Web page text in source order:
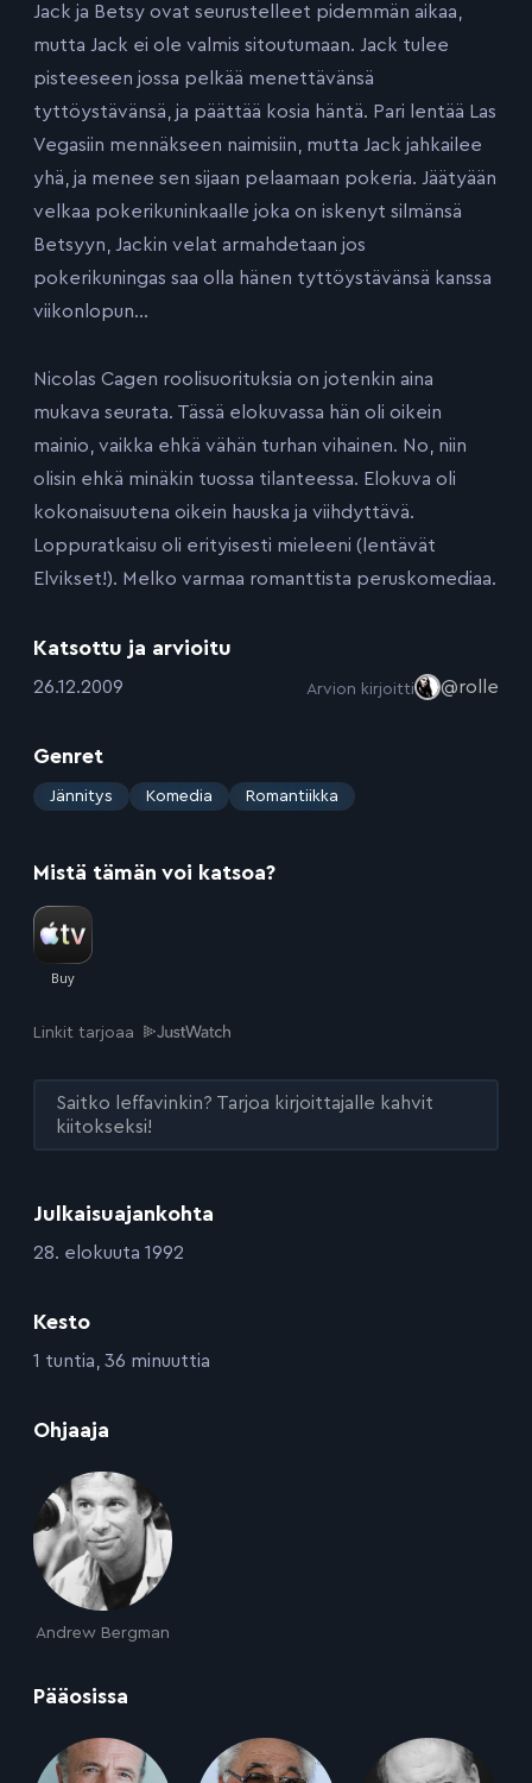
Julkaisuajankohta
:28. elokuuta 1992
Kesto
:1 tuntia, 36 minuuttia
Ohjaaja
Andrew Bergman
Pääosissa
Jack ja Betsy ovat seurustelleet pidemmän aikaa,
mutta Jack ei ole valmis sitoutumaan. Jack tulee
pisteeseen jossa pelkää menettävänsä
tyttöystävänsä, ja päättää kosia häntä. Pari lentää Las
Vegasiin mennäkseen naimisiin, mutta Jack jahkailee
yhä, ja menee sen sijaan pelaamaan pokeria. Jäätyään
velkaa pokerikuninkaalle joka on iskenyt silmänsä
Betsyyn, Jackin velat armahdetaan jos
pokerikuningas saa olla hänen tyttöystävänsä kanssa
viikonlopun…
Nicolas Cagen roolisuorituksia on jotenkin aina
mukava seurata. Tässä elokuvassa hän oli oikein
mainio, vaikka ehkä vähän turhan vihainen. No, niin
olisin ehkä minäkin tuossa tilanteessa. Elokuva oli
kokonaisuutena oikein hauska ja viihdyttävä.
Loppuratkaisu oli erityisesti mieleeni (lentävät
Elvikset!). Melko varmaa romanttista peruskomediaa.
Katsottu ja arvioitu
:26.12.2009 Arvion kirjoitti @rolle
Genret
: Jännitys Komedia Romantiikka
Mistä tämän voi katsoa?
Linkit tarjoaa
Saitko leffavinkin? Tarjoa kirjoittajalle kahvit
kiitokseksi!